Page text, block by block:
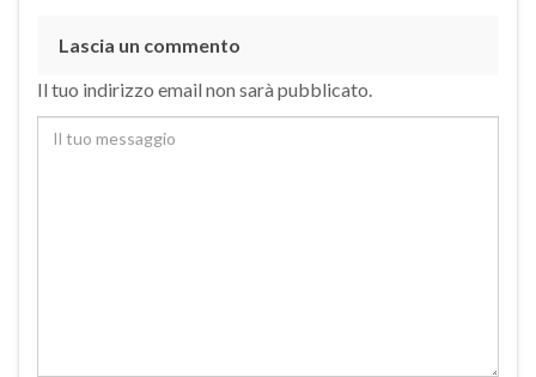
Lascia un commento
Il tuo indirizzo email non sarà pubblicato.